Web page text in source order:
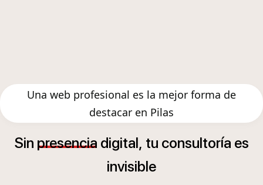
Una web profesional es la mejor forma de
destacar en Pilas
Sin presencia digital, tu consultoría es
invisible